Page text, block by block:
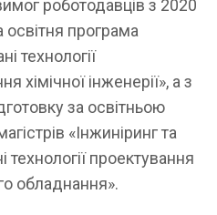
роботодавців з 2020
програма
технології
хімічної інженерії», а з
за освітньою
«Інжиніринг та
технології проектування
обладнання».